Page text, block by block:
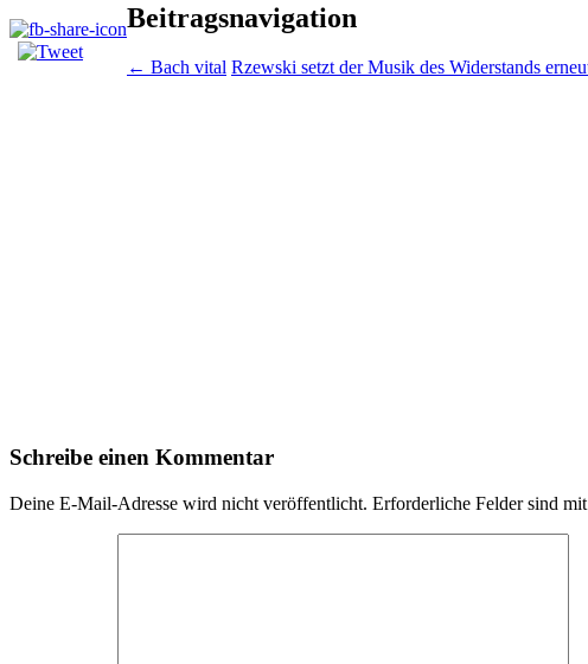
Beitragsnavigation
← Bach vital Rzewski setzt der Musik des Widerstands
Schreibe einen Kommentar
Deine E-Mail-Adresse wird nicht veröffentlicht. Erforderliche Felder sind mit